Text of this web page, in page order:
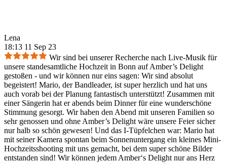
Lena
18:13 11 Sep 23
Wir sind bei unserer Recherche nach Live-Musik für
unsere standesamtliche Hochzeit in Bonn auf Amber’s Delight
gestoßen - und wir können nur eins sagen: Wir sind absolut
begeistert! Mario, der Bandleader, ist super herzlich und hat uns
auch vorab bei der Planung fantastisch unterstützt! Zusammen mit
einer Sängerin hat er abends beim Dinner für eine wunderschöne
Stimmung gesorgt. Wir haben den Abend mit unseren Familien so
sehr genossen und ohne Amber’s Delight wäre unsere Feier sicher
nur halb so schön gewesen! Und das I-Tüpfelchen war: Mario hat
mit seiner Kamera spontan beim Sonnenuntergang ein kleines Mini-
Hochzeitsshooting mit uns gemacht, bei dem super schöne Bilder
entstanden sind! Wir können jedem Amber‘s Delight nur ans Herz